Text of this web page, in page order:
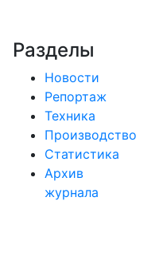
Разделы
Новости
Репортаж
Техника
Производство
Статистика
Архив
журнала